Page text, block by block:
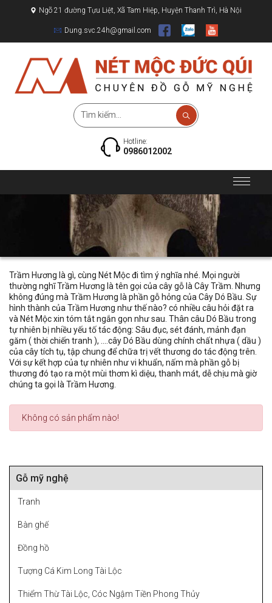
Ngõ 21 đường Tựu Liệt, Xã Tam Hiệp, Huyện Thanh Trì, Hà Nội
Dung.svc.24h@gmail.com
Hotline:
0986012002
Gỗ mỹ nghệ
Tranh
Bàn ghế
Đồng hồ
Tượng Cá Kim Long Tài Lộc
Thiểm Thừ Tài Lộc, Cóc Ngậm Tiền Phong Thủy
Trầm Hương là gì, cùng Nét Mộc đi tìm ý nghĩa nhé. Mọi người
thường nghĩ Trầm Hương là tên gọi của cây gỗ là Cây Trầm. Nhưng
không đúng mà Trầm Hương là phần gỗ hỏng của Cây Dó Bầu. Sự
hình thành của Trầm Hương như thế nào? có nhiều câu hỏi đặt ra
và Nét Mộc xin tóm tắt ngắn gọn như sau. Thân câu Dó Bầu trong
tự nhiên bị nhiều yếu tố tác động: Sâu đục, sét đánh, mảnh đạn
găm ( thời chiến tranh ), ....cây Dó Bầu dùng chính chất nhựa ( dầu )
của cây tích tụ, tập chung để chữa trị vết thương do tác động trên.
Với sự kết hợp của tự nhiên như vi khuẩn, nấm mà phần gỗ bị
thương đó tạo ra một mùi thơm kì diệu, thanh mát, dễ chịu mà giờ
chúng ta gọi là Trầm Hương.
Không có sản phẩm nào!